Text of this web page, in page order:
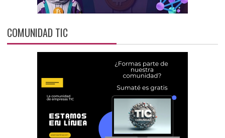
COMUNIDAD TIC